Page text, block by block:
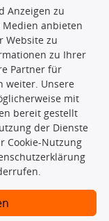
Datenbank dürfen
ohne
zu verbreiten
lassen. Ein
Ersatzteil
Anzeigen zu
anbieten
Website zu
zu Ihrer
Partner für
weiter. Unsere
mit
bereit gestellt
der Dienste
Cookie-Nutzung